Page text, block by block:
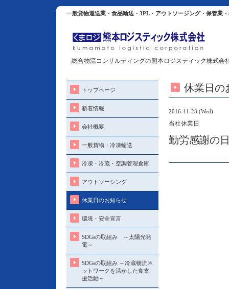
一般貨物運送業・食品輸送・3PL・アウトソージング・保管業
総合物流コンサルティングの熊本ロジスティック株式会
休業日の
2016-11-23 (Wed)
当社休業日
勤労感謝の
トップページ
新着情報
会社概要
一般貨物・冷凍輸送
冷凍・冷蔵・空調管理倉庫
アウトソーシング
休業日のお知らせ
環境・安全宣言
SDGsの取組み ～太陽光発
電～
SDGsの取組み ～冷蔵物流ネ
ットワークを活かした食支
援活動～